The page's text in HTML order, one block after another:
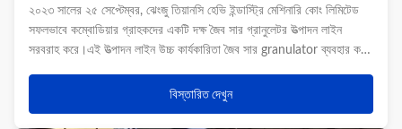
২০২৩ সালের ২৫ সেপ্টেম্বর, ঝেংজু তিয়ানসি হেভি ইন্ডাস্ট্রি মেশিনারি কোং লিমিটেড
সফলভাবে কম্বোডিয়ার গ্রাহকদের একটি দক্ষ জৈব সার গ্রানুলেটর উত্পাদন লাইন
সরবরাহ করে।এই উত্পাদন লাইন উচ্চ কার্যকারিতা জৈব সার granulator ব্যবহার করে
বিস্তারিত দেখুন